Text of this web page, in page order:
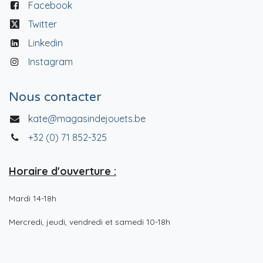
Facebook
Twitter
Linkedin
Instagram
Nous contacter
kate@magasindejouets.be
+32 (0) 71 852-325
Horaire d'ouverture :
Mardi 14-18h
Mercredi, jeudi, vendredi et samedi 10-18h